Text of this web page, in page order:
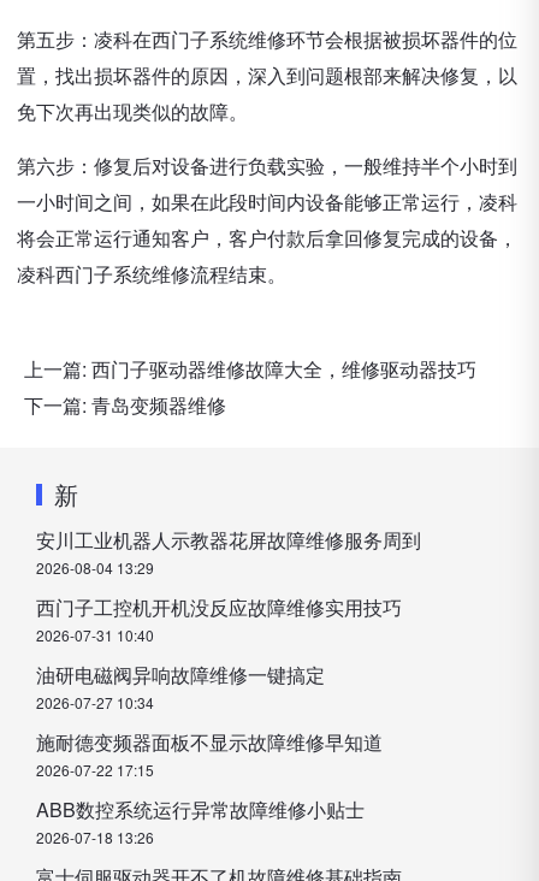
第五步：凌科在西门子系统维修环节会根据被损坏器件的位
置，找出损坏器件的原因，深入到问题根部来解决修复，以
免下次再出现类似的故障。
第六步：修复后对设备进行负载实验，一般维持半个小时到
一小时间之间，如果在此段时间内设备能够正常运行，凌科
将会正常运行通知客户，客户付款后拿回修复完成的设备，
凌科西门子系统维修流程结束。
上一篇: 西门子驱动器维修故障大全，维修驱动器技巧
下一篇: 青岛变频器维修
新
安川工业机器人示教器花屏故障维修服务周到
2026-08-04 13:29
西门子工控机开机没反应故障维修实用技巧
2026-07-31 10:40
油研电磁阀异响故障维修一键搞定
2026-07-27 10:34
施耐德变频器面板不显示故障维修早知道
2026-07-22 17:15
ABB数控系统运行异常故障维修小贴士
2026-07-18 13:26